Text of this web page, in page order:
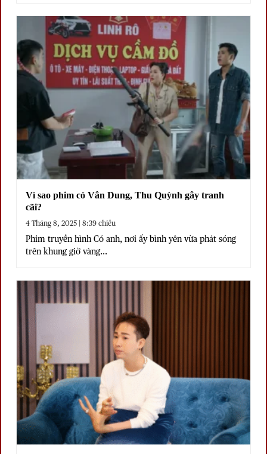
Vì sao phim có Vân Dung, Thu Quỳnh gây tranh
cãi?
4 Tháng 8, 2025 | 8:39 chiều
Phim truyền hình Có anh, nơi ấy bình yên vừa phát sóng
trên khung giờ vàng...